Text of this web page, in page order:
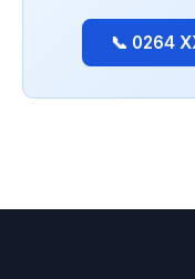
📞 0264